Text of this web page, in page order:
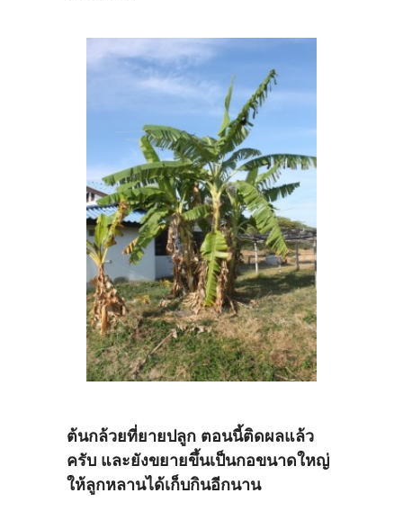
ต้นกล้วยที่ยายปลูก ตอนนี้ติดผลแล้ว
ครับ และยังขยายขึ้นเป็นกอขนาดใหญ่
ให้ลูกหลานได้เก็บกินอีกนาน